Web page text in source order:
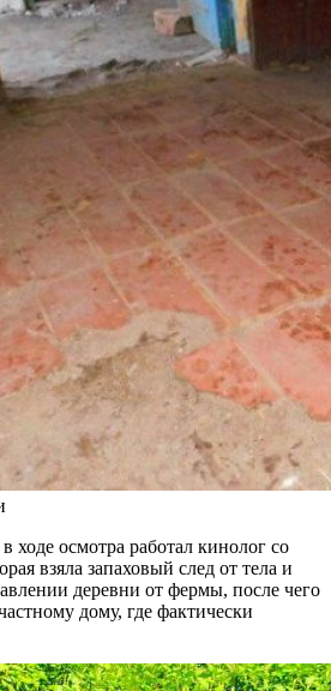
ходе осмотра работал кинолог со
взяла запаховый след от тела и
деревни от фермы, после чего
дому, где фактически